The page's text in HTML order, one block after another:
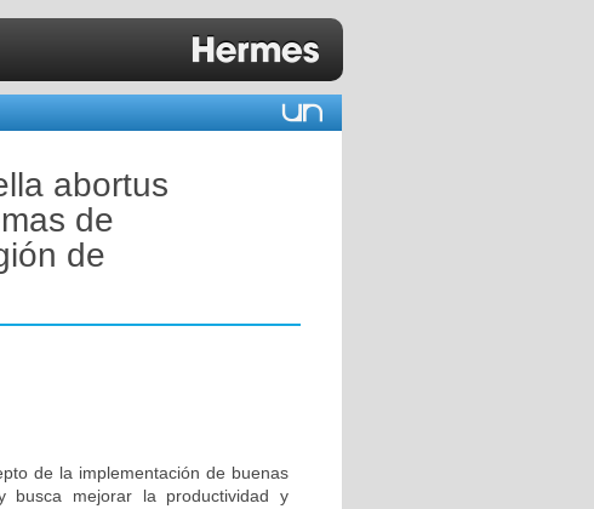
abortus
de
de
de la implementación de buenas
busca mejorar la productividad y